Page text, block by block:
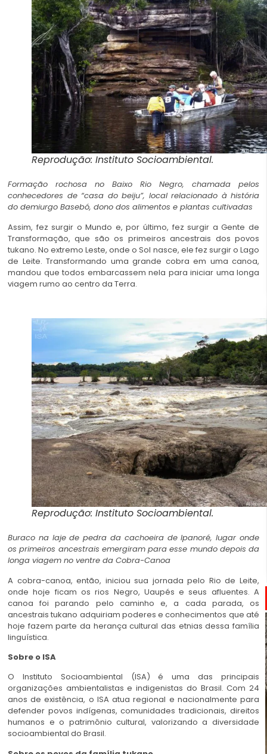
Reprodução: Instituto Socioambiental.
Formação rochosa no Baixo Rio Negro, chamada pelos
conhecedores de “casa do beiju”, local relacionado à história
do demiurgo Basebó, dono dos alimentos e plantas cultivadas
Assim, fez surgir o Mundo e, por último, fez surgir a Gente de
Transformação, que são os primeiros ancestrais dos povos
tukano. No extremo Leste, onde o Sol nasce, ele fez surgir o Lago
de Leite. Transformando uma grande cobra em uma canoa,
mandou que todos embarcassem nela para iniciar uma longa
viagem rumo ao centro da Terra.
Reprodução: Instituto Socioambiental.
Buraco na laje de pedra da cachoeira de Ipanoré, lugar onde
os primeiros ancestrais emergiram para esse mundo depois da
longa viagem no ventre da Cobra-Canoa
A cobra-canoa, então, iniciou sua jornada pelo Rio de Leite,
onde hoje ficam os rios Negro, Uaupés e seus afluentes. A
canoa foi parando pelo caminho e, a cada parada, os
ancestrais tukano adquiriam poderes e conhecimentos que até
hoje fazem parte da herança cultural das etnias dessa família
linguística.
Sobre o ISA
O Instituto Socioambiental (ISA) é uma das principais
organizações ambientalistas e indigenistas do Brasil. Com 24
anos de existência, o ISA atua regional e nacionalmente para
defender povos indígenas, comunidades tradicionais, direitos
humanos e o patrimônio cultural, valorizando a diversidade
socioambiental do Brasil.